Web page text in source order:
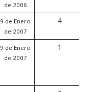
de 2006
9 de Enero
de 2007
4
9 de Enero
de 2007
1